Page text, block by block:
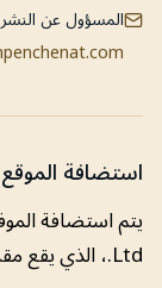
المسؤول عن
استضافة الموقع
Ltd.، الذي يقع مقره الرئيسي في العنوان التالي: